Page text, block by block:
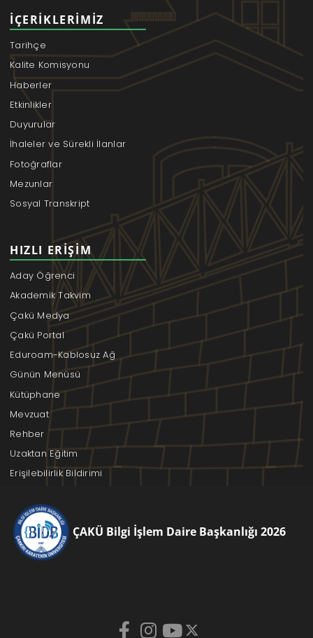
İÇERIKLERIMIZ
Tarihçe
Kalite Komisyonu
Haberler
Etkinlikler
Duyurular
İhaleler ve Sürekli İlanlar
Fotoğraflar
Mezunlar
Sosyal Transkript
HIZLI ERIŞIM
Aday Öğrenci
Akademik Takvim
Çakü Medya
Çakü Portal
Eduroam-Kablosuz Ağ
Günün Menüsü
Kütüphane
Mevzuat
Rehber
Uzaktan Eğitim
Erişilebilirlik Bildirimi
ÇAKÜ Bilgi İşlem Daire Başkanlığı 2026